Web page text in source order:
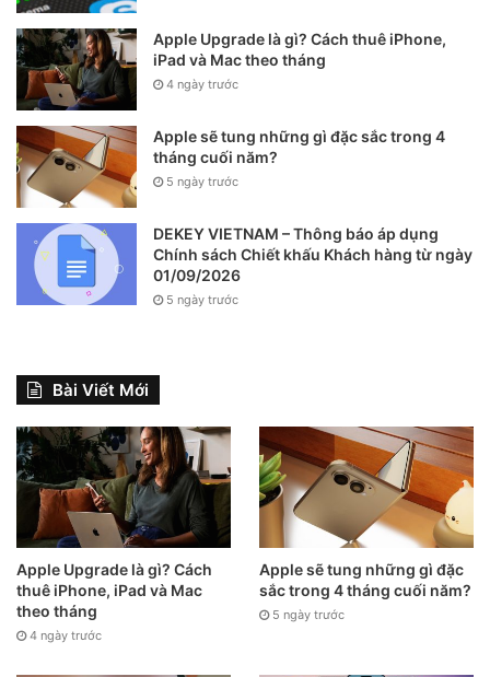
Apple Upgrade là gì? Cách thuê iPhone,
iPad và Mac theo tháng
4 ngày trước
Apple sẽ tung những gì đặc sắc trong 4
tháng cuối năm?
5 ngày trước
DEKEY VIETNAM – Thông báo áp dụng
Chính sách Chiết khấu Khách hàng từ ngày
01/09/2026
5 ngày trước
Bài Viết Mới
Apple Upgrade là gì? Cách
thuê iPhone, iPad và Mac
theo tháng
4 ngày trước
Apple sẽ tung những gì đặc
sắc trong 4 tháng cuối năm?
5 ngày trước